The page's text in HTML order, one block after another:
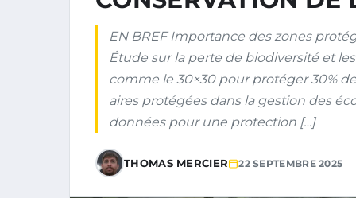
EN BREF Importance des zones
Étude sur la perte de biodiversité et
comme le 30×30 pour protéger 30%
aires protégées dans la gestion des
données pour une protection […]
THOMAS MERCIER 22 SEPTEMBRE 2025